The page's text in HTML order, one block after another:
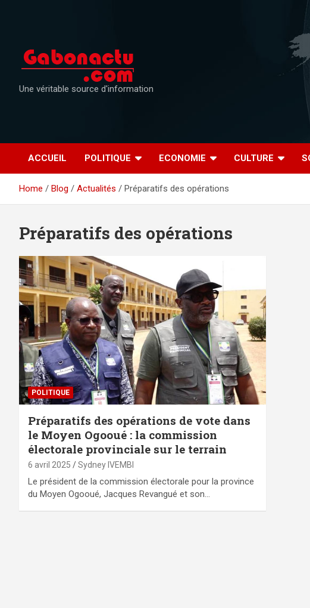
Une véritable source d'information
ACCUEIL POLITIQUE ECONOMIE CULTURE
Home Blog Actualités Préparatifs des opérations
Préparatifs des opérations
POLITIQUE
Préparatifs des opérations de vote dans
le Moyen Ogooué : la commission
électorale provinciale sur le terrain
6 avril 2025 Sydney IVEMBI
Le président de la commission électorale pour la province
du Moyen Ogooué, Jacques Revangué et son…